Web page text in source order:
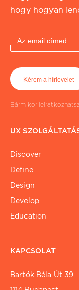
hogy hogyan
Bármikor
UX
Discover
Define
Design
Develop
Education
KAPCSOLAT
Bartók Béla Út 39.